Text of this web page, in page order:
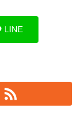
LINE